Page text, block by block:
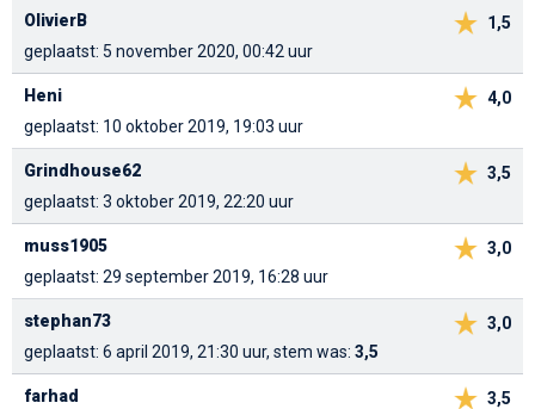
1,5
OlivierB
geplaatst: 5 november 2020, 00:42 uur
4,0
Heni
geplaatst: 10 oktober 2019, 19:03 uur
3,5
Grindhouse62
geplaatst: 3 oktober 2019, 22:20 uur
3,0
muss1905
geplaatst: 29 september 2019, 16:28 uur
3,0
stephan73
geplaatst: 6 april 2019, 21:30 uur, stem was: 3,5
3,5
farhad